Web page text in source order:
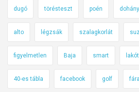
dugó törésteszt poén
alto légzsák szalagkorlát
figyelmetlen Baja smart
40-es tábla facebook golf